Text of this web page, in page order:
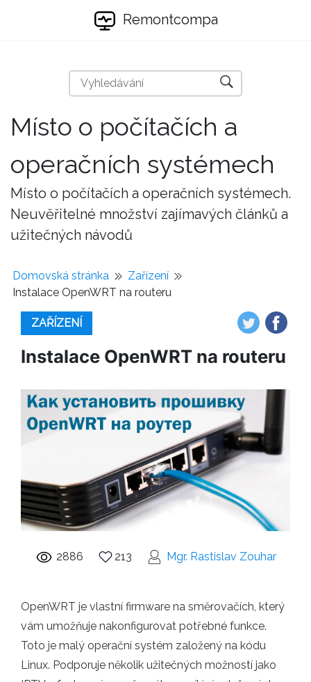
Remontcompa
Místo o počítačích a
operačních systémech
Místo o počítačích a operačních systémech.
Neuvěřitelné množství zajímavých článků a
užitečných návodů
Domovská stránka
Zařízení
Instalace OpenWRT na routeru
ZAŘÍZENÍ
Instalace OpenWRT na routeru
2886 213 Mgr. Rastislav Zouhar
OpenWRT je vlastní firmware na směrovačích, který
vám umožňuje nakonfigurovat potřebné funkce.
Toto je malý operační systém založený na kódu
Linux. Podporuje několik užitečných možností jako